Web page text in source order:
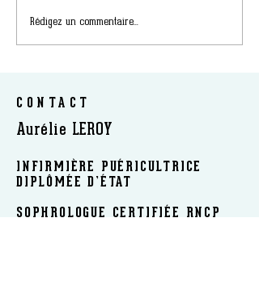
Rédigez un commentaire...
CONTACT
Aurélie LEROY
INFIRMIÈRE PUÉRICULTRICE
DIPLÔMÉE D’ÉTAT
SOPHROLOGUE CERTIFIÉE RNCP